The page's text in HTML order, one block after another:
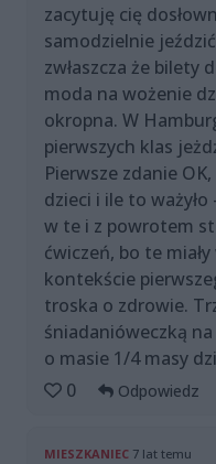
zacytuję cię
samodzielnie
zwłaszcza że bilety
moda na wożenie
okropna. W
pierwszych klas
Pierwsze zdanie
dzieci i ile to ważyło
w te i z powrotem
ćwiczeń, bo te
kontekście
troska o zdrowie.
śniadanióweczką
o masie 1/4 masy
0
Odpowiedz
MIESZKANIEC 7 lat temu